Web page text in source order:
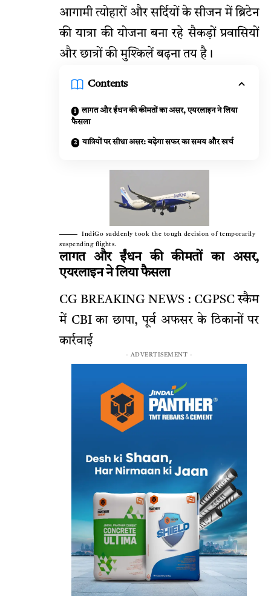
आगामी त्योहारों और सर्दियों के सीजन में ब्रिटेन
की यात्रा की योजना बना रहे सैकड़ों प्रवासियों
और छात्रों की मुश्किलें बढ़ना तय है।
Contents
लागत और ईंधन की कीमतों का असर, एयरलाइन ने लिया
फैसला
यात्रियों पर सीधा असर: बढ़ेगा सफर का समय और खर्च
IndiGo suddenly took the tough decision of temporarily
suspending flights.
लागत और ईंधन की कीमतों का असर,
एयरलाइन ने लिया फैसला
CG BREAKING NEWS : CGPSC स्कैम
में CBI का छापा, पूर्व अफसर के ठिकानों पर
कार्रवाई
- ADVERTISEMENT -